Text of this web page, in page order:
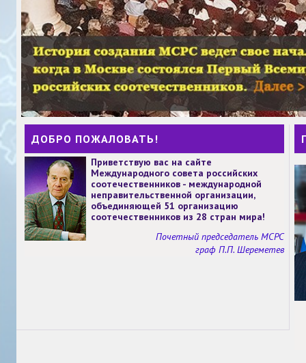
ДОБРО ПОЖАЛОВАТЬ!
Приветствую вас на сайте
Международного совета российских
соотечественников - международной
неправительственной организации,
объединяющей 51 организацию
соотечественников из 28 стран мира!
Почетный председатель МСРС
граф П.П. Шереметев